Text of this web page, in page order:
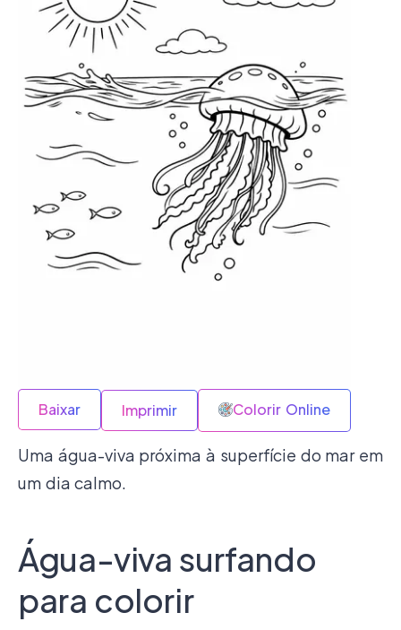
Baixar Imprimir Colorir Online
Uma água-viva próxima à superfície do mar em
um dia calmo.
Água-viva surfando
para colorir